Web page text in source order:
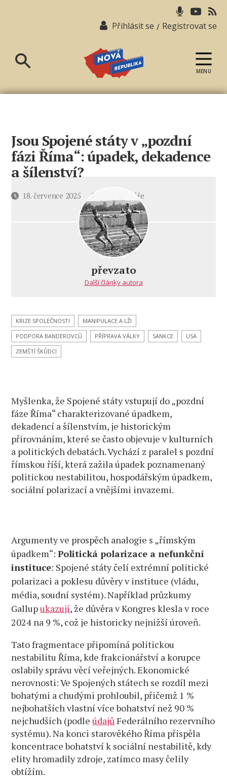
Přihlásit se / Registrovat se
republika
MENU
Jsou Spojené státy v „pozdní
fázi Říma“: úpadek, dekadence
a šílenství?
Datum18. července 2025 3 komentářeu
textu
s
názvem
Jsou
a šílenství?
převzato
Další články autora
KRIZE SPOLEČNOSTI
MANIPULACE A LŽI
PODPORA BANDEROVCŮ
PŘÍPRAVA VÁLKY SANKCE
USA
ZEMŠTÍ ŠKŮDCI
Myšlenka, že Spojené státy vstupují do „pozdní
fáze Říma“ charakterizované úpadkem,
dekadencí a šílenstvím, je historickým
přirovnáním, které se často objevuje v kulturních
a politických debatách. Vychází z paralel s pozdní
římskou říší, která zažila úpadek poznamenaný
politickou nestabilitou, hospodářským úpadkem,
sociální polarizací a vnějšími invazemi.
Argumenty ve prospěch analogie s „římským
úpadkem“:Politická polarizace a nefunkční
instituce: Spojené státy čelí extrémní politické
polarizaci a poklesu důvěry v instituce (vládu,
média, soudní systém). Například průzkumy
Gallupukazují, že důvěra v Kongres klesla v roce
2024 na 9 %, což je historicky nejnižší úroveň.
Tato fragmentace připomíná politickou
nestabilitu Říma, kde frakcionářství a korupce
oslabily správu věcí veřejných. Ekonomické
nerovnosti: Ve Spojených státech se rozdíl mezi
bohatými a chudými prohloubil, přičemž 1 %
nejbohatších vlastní více bohatství než 90 %
nejchudších (podleúdajů Federálního rezervního
systému). Na konci starověkého Říma přispěla
koncentrace bohatství k sociální nestabilitě, kdy
elity hromadily zdroje, zatímco masy čelily
obtížím.